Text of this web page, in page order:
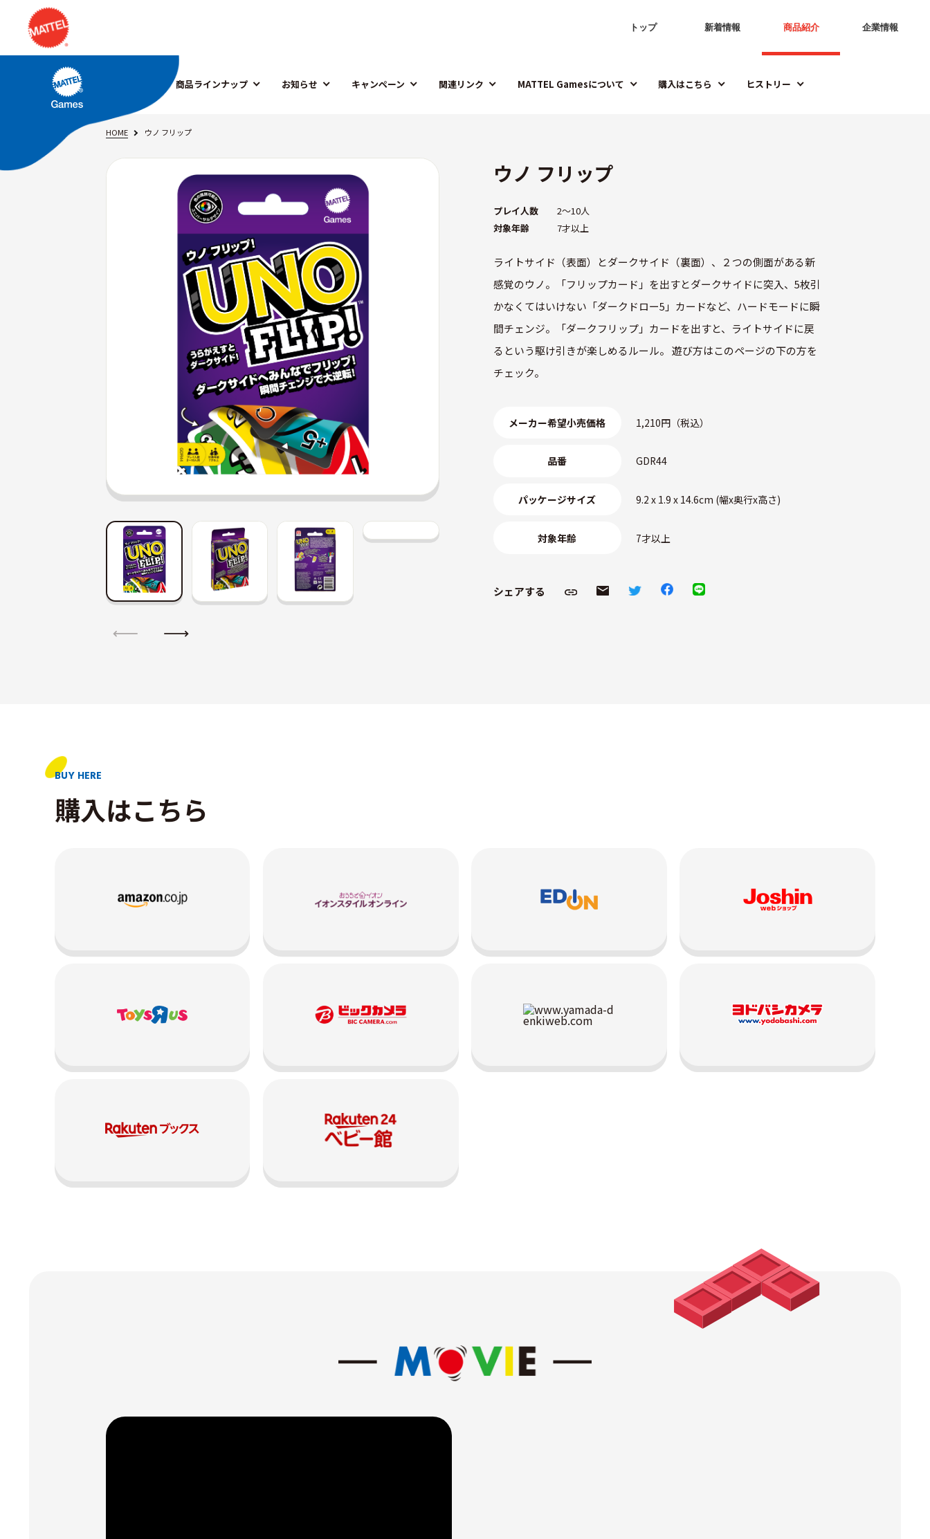
トップ 新着情報 商品紹介 企業情報
商品ラインナップ お知らせ キャンペーン 関連リンク MATTEL Gamesについて 購入はこちら ヒストリー
HOME ウノ フリップ
ウノ フリップ
プレイ人数
2～10人
対象年齢
7才以上
ライトサイド（表面）とダークサイド（裏面）、２つの側面がある新
感覚のウノ。「フリップカード」を出すとダークサイドに突入、5枚引
かなくてはいけない「ダークドロー5」カードなど、ハードモードに瞬
間チェンジ。「ダークフリップ」カードを出すと、ライトサイドに戻
るという駆け引きが楽しめるルール。 遊び方はこのページの下の方を
チェック。
メーカー希望小売価格 1,210円（税込）
品番 GDR44
パッケージサイズ 9.2 x 1.9 x 14.6cm (幅x奥行x高さ)
対象年齢 7才以上
シェアする
BUY HERE
購入はこちら